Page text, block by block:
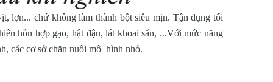
lợn... chứ không làm thành bột siêu mịn. Tận dụng tối
hỗn hợp gạo, hật đậu, lát khoai sắn, ...Với mức năng
các cơ sở chăn nuôi mô hình nhỏ.